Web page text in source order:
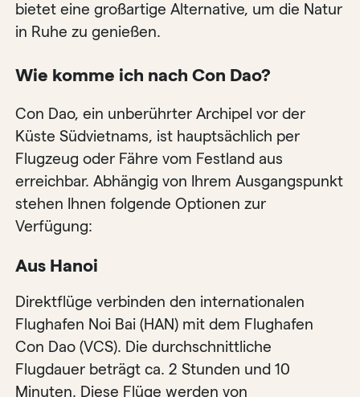
bietet eine großartige Alternative, um die Natur
in Ruhe zu genießen.
Wie komme ich nach Con Dao?
Con Dao, ein unberührter Archipel vor der
Küste Südvietnams, ist hauptsächlich per
Flugzeug oder Fähre vom Festland aus
erreichbar. Abhängig von Ihrem Ausgangspunkt
stehen Ihnen folgende Optionen zur
Verfügung:
Aus Hanoi
Direktflüge verbinden den internationalen
Flughafen Noi Bai (HAN) mit dem Flughafen
Con Dao (VCS). Die durchschnittliche
Flugdauer beträgt ca. 2 Stunden und 10
Minuten. Diese Flüge werden von